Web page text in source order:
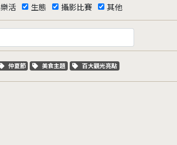
樂活 生態 攝影比賽 其他
關鍵字標籤
仲夏節 關鍵字標籤
美食主題 關鍵字標籤
百大觀光亮點